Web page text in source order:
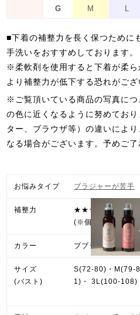
G M L
■下着の補整力を長く保つために
手洗いをおすすめしております。
※柔軟剤を使用すると下着が柔
より補整力が低下する恐れがござ
※ご覧頂いている商品の写真に
の色に近くなるように努めてお
ター、ブラウザ等）の違いによ
なる場合がございます。予めご了
お悩みタイプ ブラジャーが苦手
補整力
★★★☆☆
(※個人差がござい
カラー ブブラック・ダー
サイズ
(バスト)
S(72-80)・M(79-
1)・ 3L(100-108)